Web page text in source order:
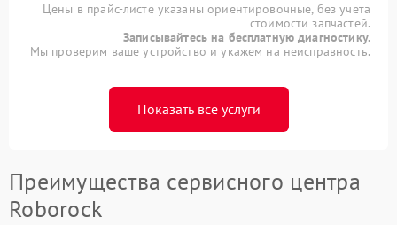
Цены в прайс-листе указаны ориентировочные, без учета
стоимости запчастей.
Записывайтесь на бесплатную диагностику.
Мы проверим ваше устройство и укажем на неисправность.
Показать все услуги
Преимущества сервисного центра
Roborock